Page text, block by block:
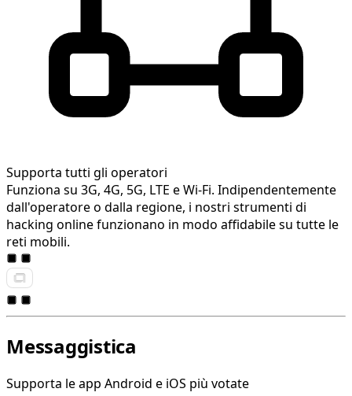
Supporta tutti gli operatori
Funziona su 3G, 4G, 5G, LTE e Wi-Fi. Indipendentemente
dall'operatore o dalla regione, i nostri strumenti di
hacking online funzionano in modo affidabile su tutte le
reti mobili.
Messaggistica
Supporta le app Android e iOS più votate